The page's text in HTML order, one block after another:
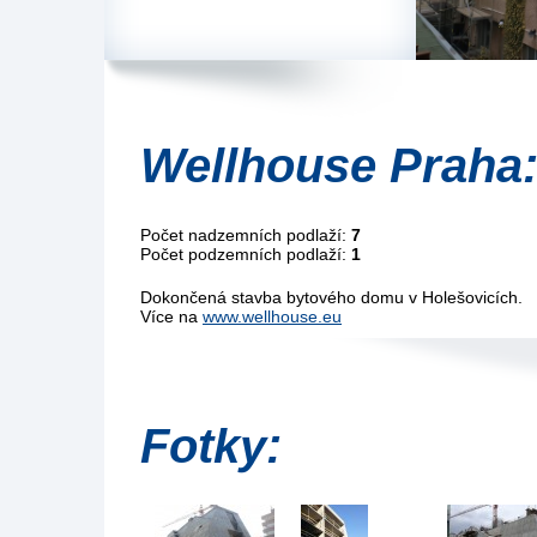
Wellhouse Praha:
Počet nadzemních podlaží: 7
Počet podzemních podlaží: 1
Dokončená stavba bytového domu v Holešovicích.
Více na www.wellhouse.eu
Fotky: